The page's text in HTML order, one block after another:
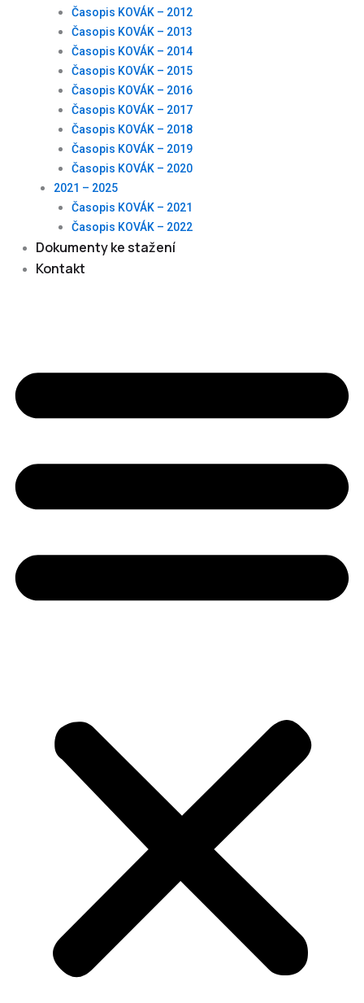
Časopis KOVÁK – 2012
Časopis KOVÁK – 2013
Časopis KOVÁK – 2014
Časopis KOVÁK – 2015
Časopis KOVÁK – 2016
Časopis KOVÁK – 2017
Časopis KOVÁK – 2018
Časopis KOVÁK – 2019
Časopis KOVÁK – 2020
2021 – 2025
Časopis KOVÁK – 2021
Časopis KOVÁK – 2022
Dokumenty ke stažení
Kontakt